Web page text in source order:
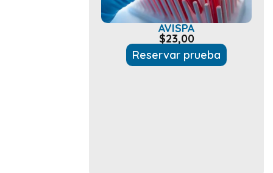
AVISPA
$23,00
Reservar prueba